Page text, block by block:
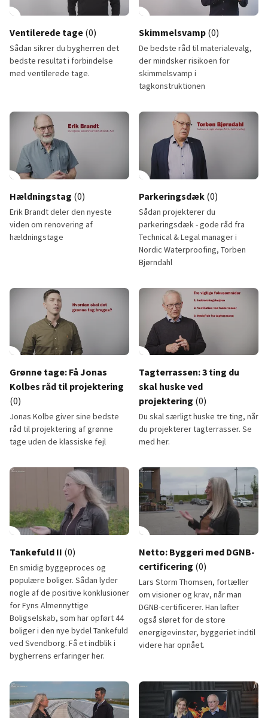
Ventilerede tage (0)
Sådan sikrer du bygherren det
bedste resultat i forbindelse
med ventilerede tage.
Ventilerede tage
play_circle
12:18
Skimmelsvamp (0)
De bedste råd til materialevalg,
der mindsker risikoen for
skimmelsvamp i
tagkonstruktionen
Skimmelsvamp
Hældningstag (0)
Erik Brandt deler den nyeste
viden om renovering af
hældningstage
play_circleParkeringsdæk (0)
Sådan projekterer du
parkeringsdæk - gode råd fra
Technical & Legal manager i
Nordic Waterproofing, Torben
Bjørndahl
Grønne tage: Få Jonas
Kolbes råd til projektering
(0)
Jonas Kolbe giver sine bedste
råd til projektering af grønne
tage uden de klassiske fejl
Grønne tage: Få Jonas Kolbes råd til projektering
play_circleTagterrassen: 3 ting du
skal huske ved
projektering (0)
Du skal særligt huske tre ting, når
du projekterer tagterrasser. Se
med her.
Tagterrassen: 3 ting du skal
Tankefuld II (0)
En smidig byggeproces og
populære boliger. Sådan lyder
nogle af de positive konklusioner
for Fyns Almennyttige
Boligselskab, som har opført 44
boliger i den nye bydel Tankefuld
ved Svendborg. Få et indblik i
bygherrens erfaringer her.
play_circleNetto: Byggeri med DGNB-
certificering (0)
Lars Storm Thomsen, fortæller
om visioner og krav, når man
DGNB-certificerer. Han løfter
også sløret for de store
energigevinster, byggeriet indtil
videre har opnået.